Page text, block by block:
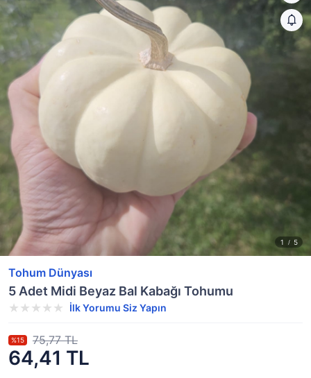
Tohum Dünyası
5 Adet Midi Beyaz Bal Kabağı Tohumu
İlk Yorumu Siz Yapın
64,41 TL
%15 75,77 TL